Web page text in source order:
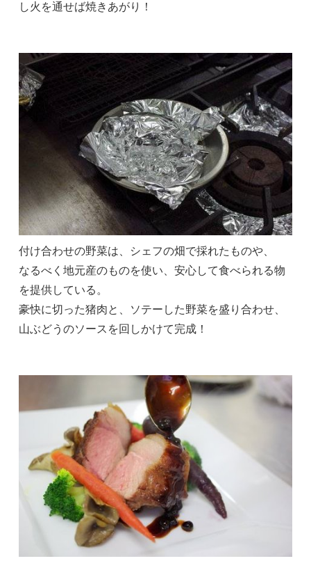
し火を通せば焼きあがり！
付け合わせの野菜は、シェフの畑で採れたものや、
なるべく地元産のものを使い、安心して食べられる物
を提供している。
豪快に切った猪肉と、ソテーした野菜を盛り合わせ、
山ぶどうのソースを回しかけて完成！